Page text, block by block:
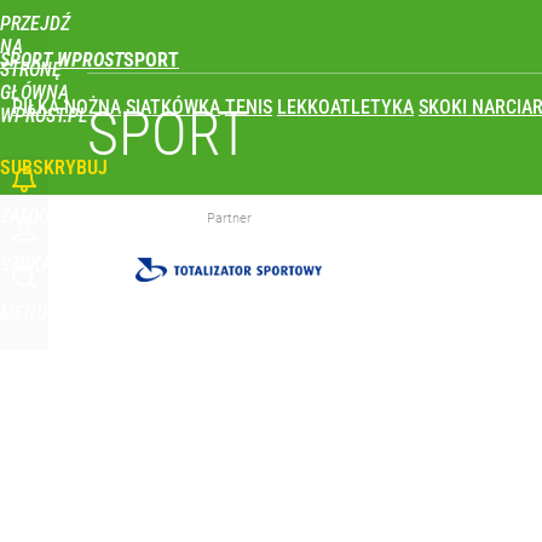
PRZEJDŹ
NA
STRONĘ
GŁÓWNĄ
WPROST.PL
SPORT WPROST
PIŁKA NOŻNA SIATKÓWKA TENIS LEKKOATLETYKA SKOKI
SUBSKRYBUJ
Polka wróciła po udarze i nie kryła wzruszenia. To
Ukrainka koszmarem Igi Świątek? Popsute
SPORT
Partner